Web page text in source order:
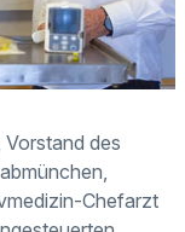
Vorstand des
Chefarzt